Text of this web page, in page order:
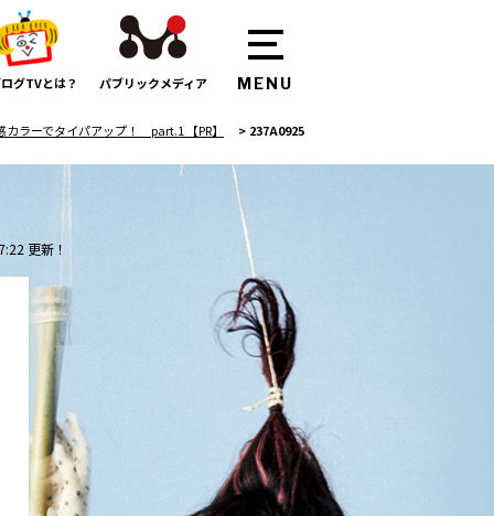
グTVとは？ パブリックメディア
ラーでタイパアップ！ part.1 【PR】 > 237A0925
更新！